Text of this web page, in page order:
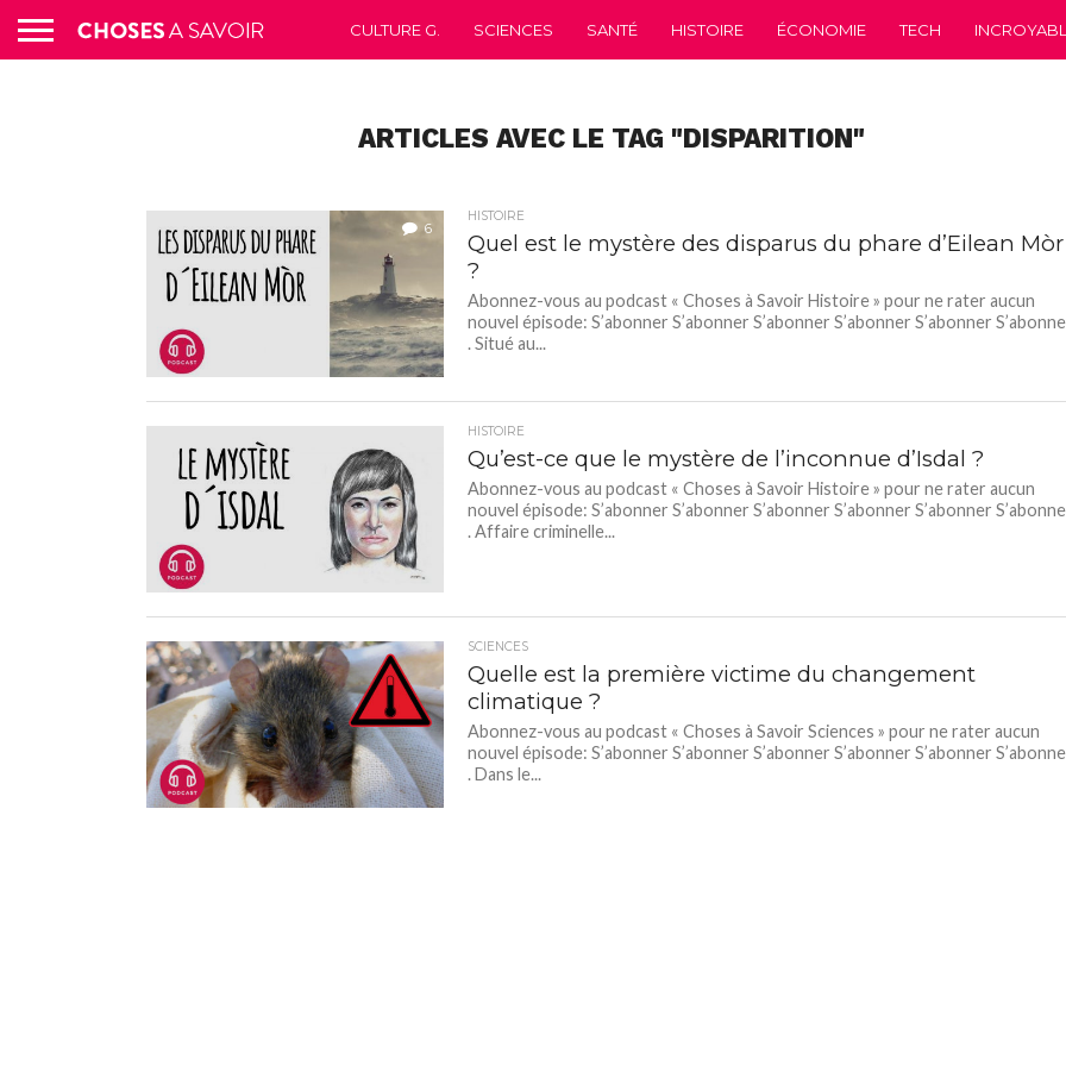
CULTURE G. SCIENCES SANTÉ HISTOIRE ÉCONOMIE TECH
ARTICLES AVEC LE TAG "DISPARITION"
6
HISTOIRE
Quel est le mystère des disparus du phare d’Eilean Mòr
?
Abonnez-vous au podcast « Choses à Savoir Histoire » pour ne rater aucun
nouvel épisode: S’abonner S’abonner S’abonner S’abonner S’abonner
. Situé au...
HISTOIRE
Qu’est-ce que le mystère de l’inconnue d’Isdal ?
Abonnez-vous au podcast « Choses à Savoir Histoire » pour ne rater aucun
nouvel épisode: S’abonner S’abonner S’abonner S’abonner S’abonner
. Affaire criminelle...
SCIENCES
Quelle est la première victime du changement
climatique ?
Abonnez-vous au podcast « Choses à Savoir Sciences » pour ne rater aucun
nouvel épisode: S’abonner S’abonner S’abonner S’abonner S’abonner
. Dans le...